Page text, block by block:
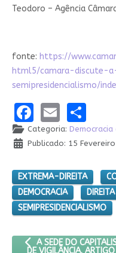
Teodoro – Agência
fonte: https://
html5/camara-discute-
semipresidencialismo/
Facebook
Email
Categoria:
Publicado: 15
EXTREMA-DIREITA
DEMOCRACIA
DIREITA
SEMIPRESIDENCIALISMO
ARTIGO ANTERIOR: A
A SEDE DO